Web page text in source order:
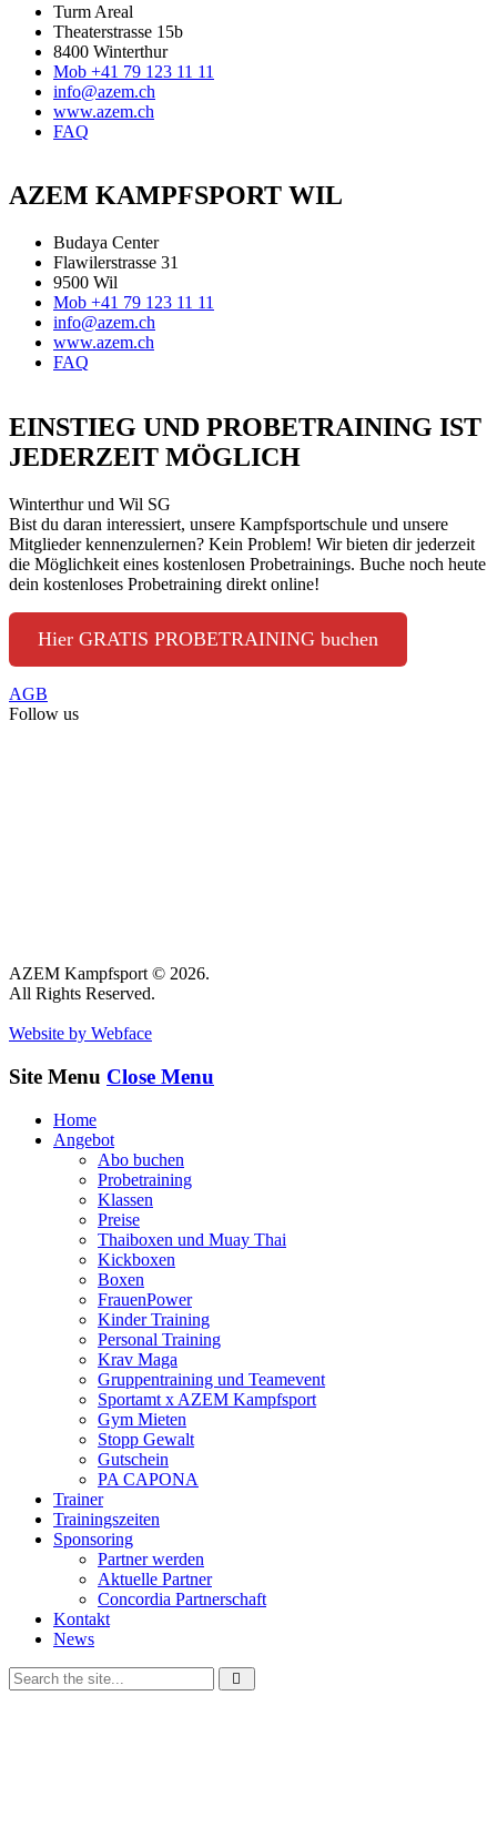
Turm Areal
Theaterstrasse 15b
8400 Winterthur
Mob +41 79 123 11 11
info@azem.ch
www.azem.ch
FAQ
AZEM KAMPFSPORT WIL
Budaya Center
Flawilerstrasse 31
9500 Wil
Mob +41 79 123 11 11
info@azem.ch
www.azem.ch
FAQ
EINSTIEG UND PROBETRAINING IST
JEDERZEIT MÖGLICH
Winterthur und Wil SG
Bist du daran interessiert, unsere Kampfsportschule und unsere
Mitglieder kennenzulernen? Kein Problem! Wir bieten dir jederzeit
die Möglichkeit eines kostenlosen Probetrainings. Buche noch heute
dein kostenloses Probetraining direkt online!
Hier GRATIS PROBETRAINING buchen
AGB
Follow us
AZEM Kampfsport © 2026.
All Rights Reserved.
Website by Webface
Site Menu Close Menu
Home
Angebot
Abo buchen
Probetraining
Klassen
Preise
Thaiboxen und Muay Thai
Kickboxen
Boxen
FrauenPower
Kinder Training
Personal Training
Krav Maga
Gruppentraining und Teamevent
Sportamt x AZEM Kampfsport
Gym Mieten
Stopp Gewalt
Gutschein
PA CAPONA
Trainer
Trainingszeiten
Sponsoring
Partner werden
Aktuelle Partner
Concordia Partnerschaft
Kontakt
News